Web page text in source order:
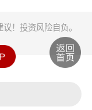
！投资风险自负。